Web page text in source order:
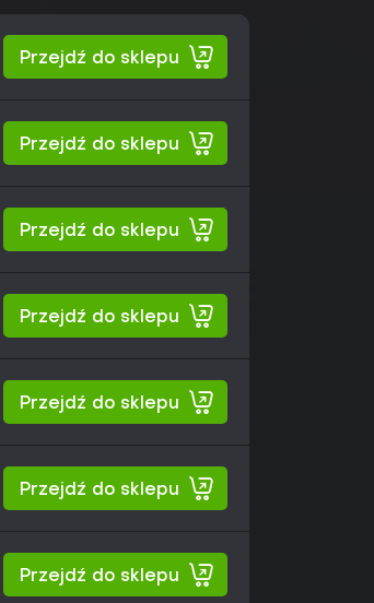
Przejdź do sklepu
Przejdź do sklepu
Przejdź do sklepu
Przejdź do sklepu
Przejdź do sklepu
Przejdź do sklepu
Przejdź do sklepu